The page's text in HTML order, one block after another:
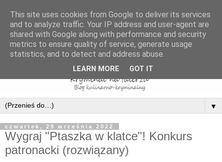
▼
czwartek, 29 września 2022
Wygraj "Ptaszka w klatce"! Konkurs
patronacki (rozwiązany)
This site uses cookies from Google to deliver its services
and to analyze traffic. Your IP address and user-agent are
shared with Google along with performance and security
metrics to ensure quality of service, generate usage
statistics, and to detect and address abuse.
LEARN MORE GOT IT